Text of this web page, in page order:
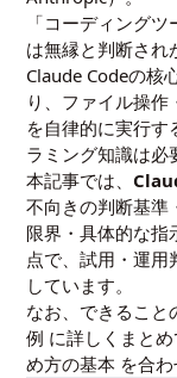
「コーディング
は無縁と判断され
Claude Codeの核
り、ファイル操
を自律的に実行
ラミング知識は必
本記事では、
不向きの判断基準
限界・具体的な指
点で、試用・運
しています。
なお、できること
例 に詳しくまと
め方の基本 を合